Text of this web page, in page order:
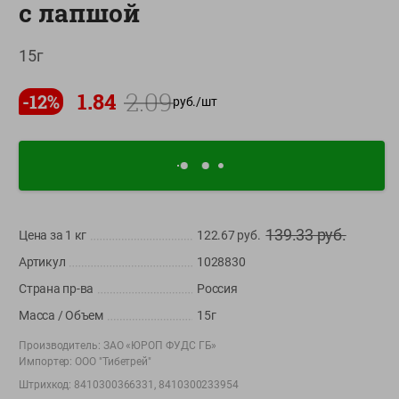
О сервисе
Настройки файлов cookie
Мой Green
Store
Play
+375 44 560-60-61
Время работы Call-центра: Пн.- Пт. с 09.00 до 17.00, СБ, ВС -
выходной
shop@green-market.by
Пишите нам свои вопросы, предложения и комментарии
с лапшой
15г
-12% 1.84 2.09руб./шт
Цена за 1 кг 122.67руб. 139.33руб.
Артикул
1028830
Страна пр-ва
Россия
Масса / Объем
15г
Производитель: ЗАО «ЮРОП ФУДС ГБ»
Импортер: ООО "Тибетрей"
Штрихкод: 8410300366331, 8410300233954